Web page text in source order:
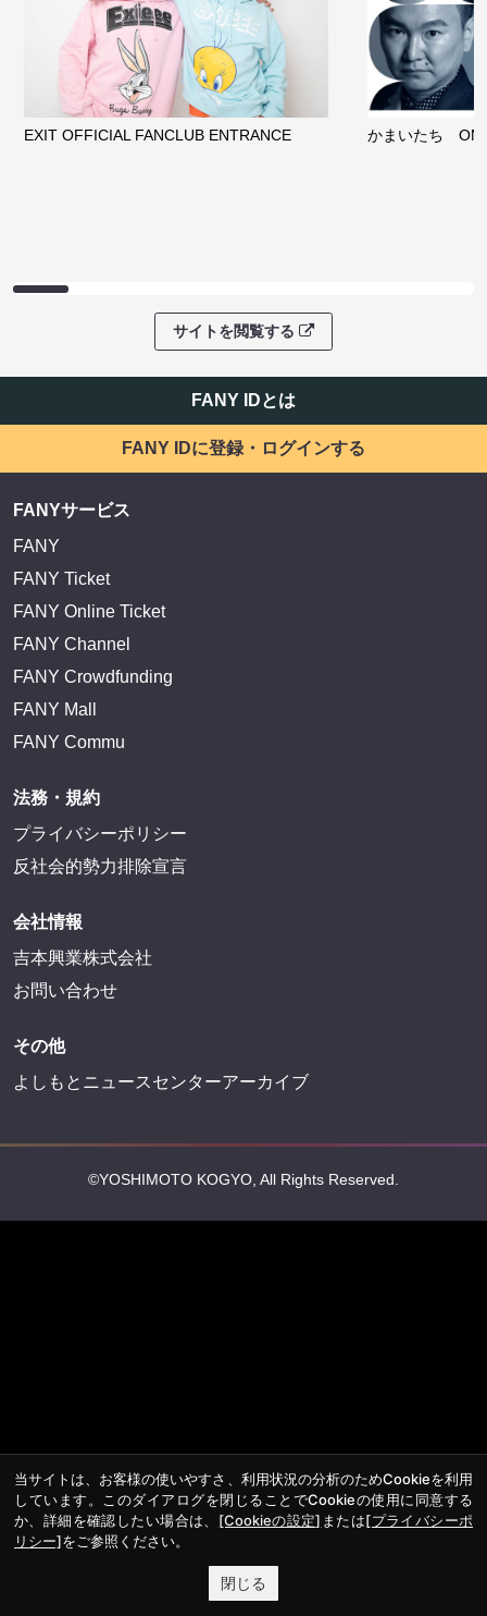
EXIT OFFICIAL FANCLUB ENTRANCE かまいたち
サイトを閲覧する
FANY IDとは
FANY IDに登録・ログインする
FANYサービス
FANY
FANY Ticket
FANY Online Ticket
FANY Channel
FANY Crowdfunding
FANY Mall
FANY Commu
法務・規約
プライバシーポリシー
反社会的勢力排除宣言
会社情報
吉本興業株式会社
お問い合わせ
その他
よしもとニュースセンターアーカイブ
©YOSHIMOTO KOGYO, All Rights Reserved.
当サイトは、お客様の使いやすさ、利用状況の分析のためCookieを利用
しています。このダイアログを閉じることでCookieの使用に同意する
か、詳細を確認したい場合は、 [Cookieの設定] または[プライバシーポ
リシー]をご参照ください。
閉じる